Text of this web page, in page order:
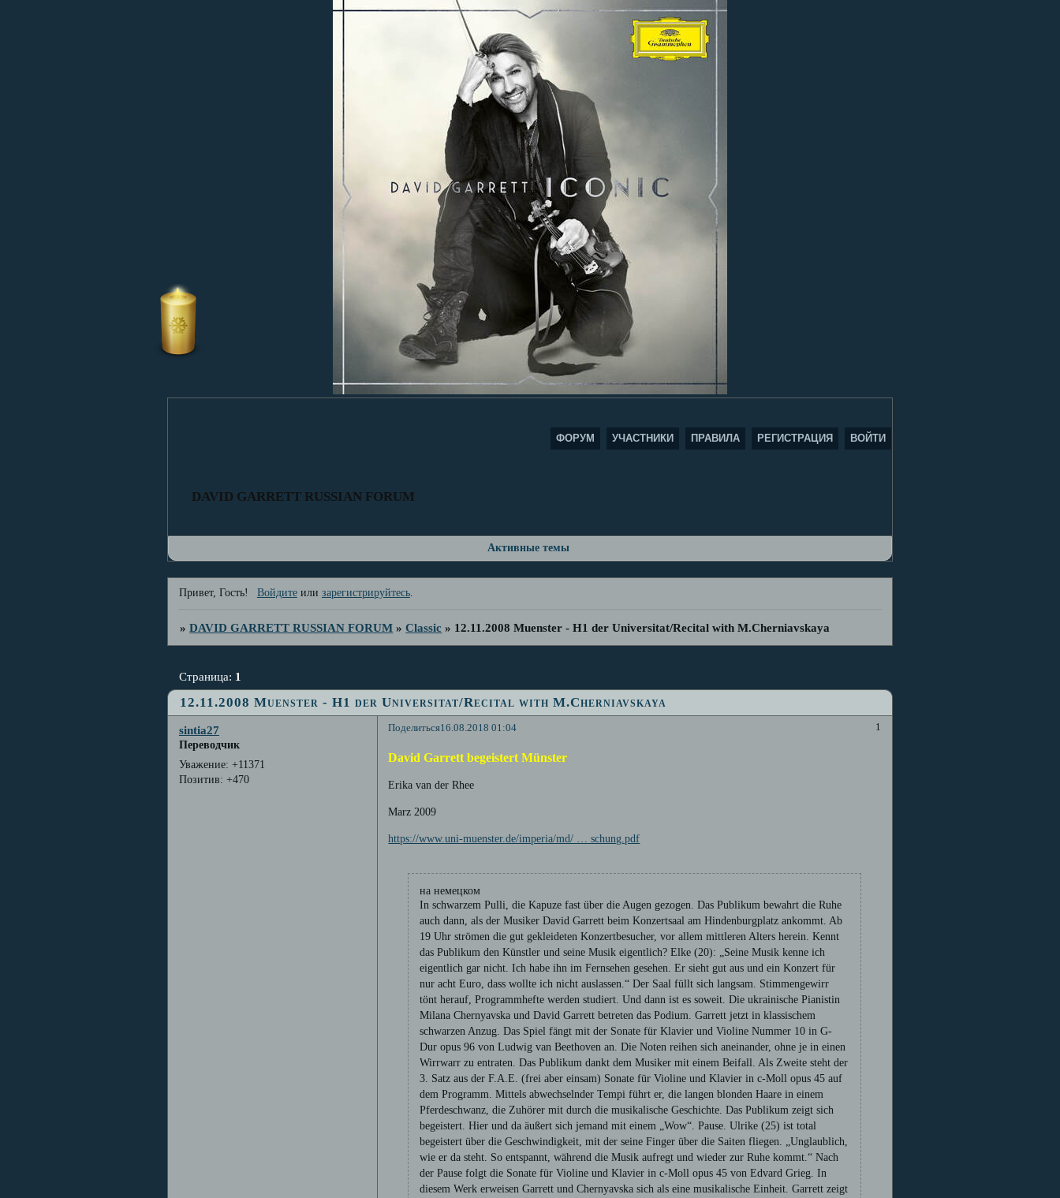
DAVID GARRETT RUSSIAN FORUM
ФОРУМ УЧАСТНИКИ ПРАВИЛА РЕГИСТРАЦИЯ ВОЙТИ
Активные темы
Привет, Гость! Войдитеили зарегистрируйтесь.
»DAVID GARRETT RUSSIAN FORUM »Classic » 12.11.2008 Muenster - H1 der Universitat/Recital with M.Cherniavskaya
12.11.2008 Muenster - H1 der Universitat/Recital with M.Cherniavskaya
Страница: 1
Поделиться 1
16.08.2018 01:04
sintia27
Переводчик
Уважение: +11371
Позитив: +470
David Garrett begeistert Münster
Erika van der Rhee
Marz 2009
https://www.uni-muenster.de/imperia/md/ … schung.pdf
на немецком
In schwarzem Pulli, die Kapuze fast über die Augen gezogen. Das Publikum bewahrt die Ruhe
auch dann, als der Musiker David Garrett beim Konzertsaal am Hindenburgplatz ankommt. Ab
19 Uhr strömen die gut gekleideten Konzertbesucher, vor allem mittleren Alters herein. Kennt
das Publikum den Künstler und seine Musik eigentlich? Elke (20): „Seine Musik kenne ich
eigentlich gar nicht. Ich habe ihn im Fernsehen gesehen. Er sieht gut aus und ein Konzert für
nur acht Euro, dass wollte ich nicht auslassen.“ Der Saal füllt sich langsam. Stimmengewirr
tönt herauf, Programmhefte werden studiert. Und dann ist es soweit. Die ukrainische Pianistin
Milana Chernyavska und David Garrett betreten das Podium. Garrett jetzt in klassischem
schwarzen Anzug. Das Spiel fängt mit der Sonate für Klavier und Violine Nummer 10 in G-
Dur opus 96 von Ludwig van Beethoven an. Die Noten reihen sich aneinander, ohne je in einen
Wirrwarr zu entraten. Das Publikum dankt dem Musiker mit einem Beifall. Als Zweite steht der
3. Satz aus der F.A.E. (frei aber einsam) Sonate für Violine und Klavier in c-Moll opus 45 auf
dem Programm. Mittels abwechselnder Tempi führt er, die langen blonden Haare in einem
Pferdeschwanz, die Zuhörer mit durch die musikalische Geschichte. Das Publikum zeigt sich
begeistert. Hier und da äußert sich jemand mit einem „Wow“. Pause. Ulrike (25) ist total
begeistert über die Geschwindigkeit, mit der seine Finger über die Saiten fliegen. „Unglaublich,
wie er da steht. So entspannt, während die Musik aufregt und wieder zur Ruhe kommt.“ Nach
der Pause folgt die Sonate für Violine und Klavier in c-Moll opus 45 von Edvard Grieg. In
diesem Werk erweisen Garrett und Chernyavska sich als eine musikalische Einheit. Garrett zeigt